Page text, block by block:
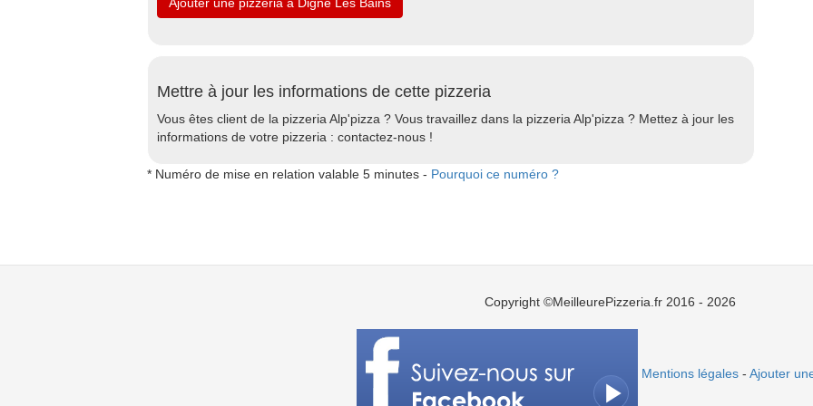
Mettre à jour les informations de cette pizzeria
Vous êtes client de la pizzeria Alp'pizza ? Vous travaillez dans la pizzeria Alp'pizza ? Mettez à jour les
informations de votre pizzeria : contactez-nous !
* Numéro de mise en relation valable 5 minutes - Pourquoi ce numéro ?
Copyright ©MeilleurePizzeria.fr 2016 - 2026
Mentions légales- Ajouter